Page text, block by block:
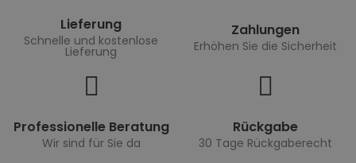
Lieferung
Schnelle und kostenlose
Lieferung
Zahlungen
Erhöhen Sie die Sicherheit
Professionelle Beratung
Wir sind für Sie da
Rückgabe
30 Tage Rückgaberecht